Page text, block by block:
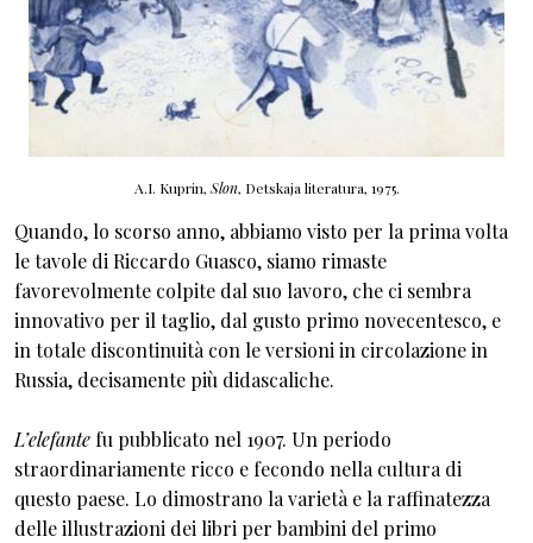
A.I. Kuprin, Slon, Detskaja literatura, 1975.
Quando, lo scorso anno, abbiamo visto per la prima volta
le tavole di Riccardo Guasco, siamo rimaste
favorevolmente colpite dal suo lavoro, che ci sembra
innovativo per il taglio, dal gusto primo novecentesco, e
in totale discontinuità con le versioni in circolazione in
Russia, decisamente più didascaliche.
L’elefante fu pubblicato nel 1907. Un periodo
straordinariamente ricco e fecondo nella cultura di
questo paese. Lo dimostrano la varietà e la raffinatezza
delle illustrazioni dei libri per bambini del primo